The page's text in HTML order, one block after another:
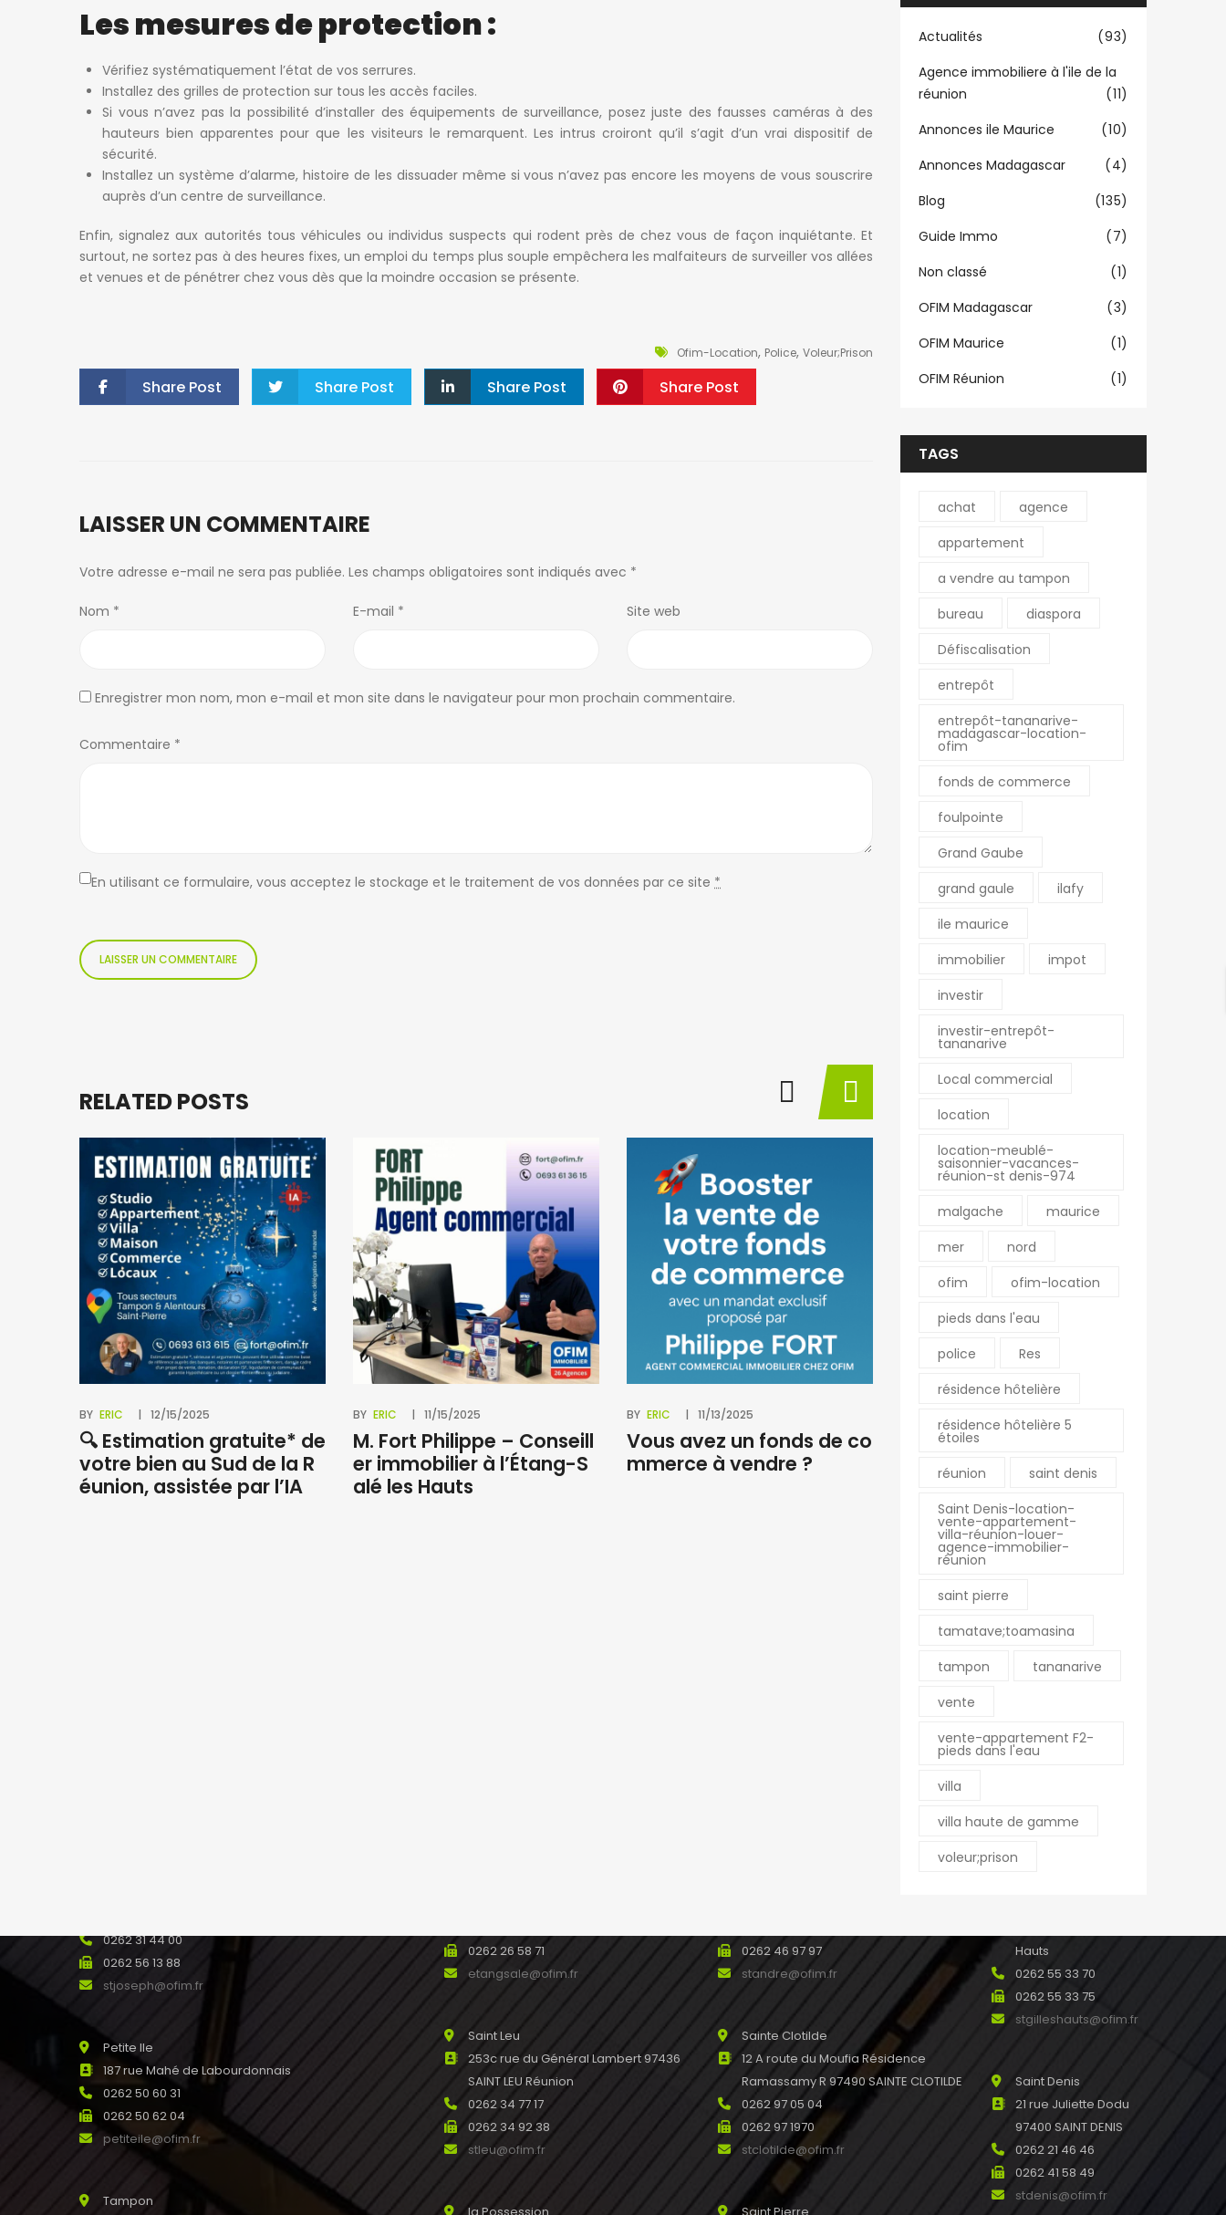
Les mesures de protection :
Vérifiez systématiquement l’état de vos serrures.
Installez des grilles de protection sur tous les accès faciles.
Si vous n’avez pas la possibilité d’installer des équipements de surveillance, posez juste des fausses caméras à des
hauteurs bien apparentes pour que les visiteurs le remarquent. Les intrus croiront qu’il s’agit d’un vrai dispositif de
sécurité.
Installez un système d’alarme, histoire de les dissuader même si vous n’avez pas encore les moyens de vous souscrire
auprès d’un centre de surveillance.
Enfin, signalez aux autorités tous véhicules ou individus suspects qui rodent près de chez vous de façon inquiétante. Et
surtout, ne sortez pas à des heures fixes, un emploi du temps plus souple empêchera les malfaiteurs de surveiller vos allées
et venues et de pénétrer chez vous dès que la moindre occasion se présente.
Ofim-Location, Police, Voleur;prison
Share Post Share Post Share Post Share Post
LAISSER UN COMMENTAIRE
Votre adresse e-mail ne sera pas publiée. Les champs obligatoires sont indiqués avec *
Nom * E-mail * Site web
Enregistrer mon nom, mon e-mail et mon site dans le navigateur pour mon prochain commentaire.
Commentaire *
En utilisant ce formulaire, vous acceptez le stockage et le traitement de vos données par ce site *
RELATED POSTS
BY ERIC 12/15/2025
🔍 Estimation gratuite* de
votre bien au Sud de la R
éunion, assistée par l’IA
BY ERIC 11/15/2025
M. Fort Philippe – Conseill
er immobilier à l’Étang-S
alé les Hauts
BY ERIC 11/13/2025
Vous avez un fonds de co
mmerce à vendre ?
M. Fort Philippe – Conseill
er immobilier à Saint-Pier
re de La Réunion
Actualités
(93)
Agence immobiliere à l'ile de la
réunion
(11)
Annonces ile Maurice
(10)
Annonces Madagascar
(4)
Blog
(135)
Guide Immo
(7)
Non classé
(1)
OFIM Madagascar
(3)
OFIM Maurice
(1)
OFIM Réunion
(1)
TAGS
achat
agence
appartement
a vendre au tampon
bureau
diaspora
Défiscalisation
entrepôt
entrepôt-tananarive-
madagascar-location-
ofim
fonds de commerce
foulpointe
Grand Gaube
grand gaule
ilafy
ile maurice
immobilier
impot
investir
investir-entrepôt-
tananarive
Local commercial
location
location-meublé-
saisonnier-vacances-
réunion-st denis-974
malgache
maurice
mer
nord
ofim
ofim-location
pieds dans l'eau
police
Res
résidence hôtelière
résidence hôtelière 5
étoiles
réunion
saint denis
Saint Denis-location-
vente-appartement-
villa-réunion-louer-
agence-immobilier-
réunion
saint pierre
tamatave;toamasina
tampon
tananarive
vente
vente-appartement F2-
pieds dans l'eau
villa
villa haute de gamme
voleur;prison
NOS AGENCES
0262 31 44 00
0262 56 13 88
stjoseph@ofim.fr
Petite Ile
187 rue Mahé de Labourdonnais
0262 50 60 31
0262 50 62 04
petiteile@ofim.fr
Tampon
0262 26 58 71
etangsale@ofim.fr
Saint Leu
253c rue du Général Lambert 97436
SAINT LEU Réunion
0262 34 77 17
0262 34 92 38
stleu@ofim.fr
la Possession
118, avenue Pierre Mendes France
4 avenue Jean-Jaures 97470 SAINT
0262 46 97 97
standre@ofim.fr
Sainte Clotilde
12 A route du Moufia Résidence
Ramassamy R 97490 SAINTE CLOTILDE
0262 97 05 04
0262 97 1970
stclotilde@ofim.fr
Saint Pierre
La Montagne
Résidence Romina – 1
chemin Hautbois
97420 LE PORT
Réunion
leport@ofim.fr
Hauts
0262 55 33 70
0262 55 33 75
stgilleshauts@ofim.fr
Saint Denis
21 rue Juliette Dodu
97400 SAINT DENIS
0262 21 46 46
0262 41 58 49
stdenis@ofim.fr